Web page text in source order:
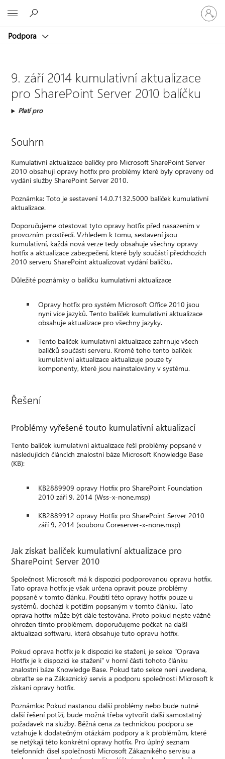
Podpora
Přihlaste
se
ke
účtu
9. září 2014 kumulativní aktualizace
pro SharePoint Server 2010 balíčku
Platí pro
Souhrn
Kumulativní aktualizace balíčky pro Microsoft SharePoint Server
2010 obsahují opravy hotfix pro problémy které byly opraveny od
vydání služby SharePoint Server 2010.
Poznámka: Toto je sestavení 14.0.7132.5000 balíček kumulativní
aktualizace.
Doporučujeme otestovat tyto opravy hotfix před nasazením v
provozním prostředí. Vzhledem k tomu, sestavení jsou
kumulativní, každá nová verze tedy obsahuje všechny opravy
hotfix a aktualizace zabezpečení, které byly součástí předchozích
2010 serveru SharePoint aktualizovat vydání balíčku.
Důležité poznámky o balíčku kumulativní aktualizace
Opravy hotfix pro systém Microsoft Office 2010 jsou
nyní více jazyků. Tento balíček kumulativní aktualizace
obsahuje aktualizace pro všechny jazyky.
Tento balíček kumulativní aktualizace zahrnuje všech
balíčků součásti serveru. Kromě toho tento balíček
kumulativní aktualizace aktualizuje pouze ty
komponenty, které jsou nainstalovány v systému.
Řešení
Problémy vyřešené touto kumulativní aktualizací
Tento balíček kumulativní aktualizace řeší problémy popsané v
následujících článcích znalostní báze Microsoft Knowledge Base
(KB):
KB2889909 opravy Hotfix pro SharePoint Foundation
2010 září 9, 2014 (Wss-x-none.msp)
KB2889912 opravy Hotfix pro SharePoint Server 2010
září 9, 2014 (souboru Coreserver-x-none.msp)
Jak získat balíček kumulativní aktualizace pro
SharePoint Server 2010
Společnost Microsoft má k dispozici podporovanou opravu hotfix.
Tato oprava hotfix je však určena opravit pouze problémy
popsané v tomto článku. Použití této opravy hotfix pouze u
systémů, dochází k potížím popsaným v tomto článku. Tato
oprava hotfix může být dále testována. Proto pokud nejste vážně
ohrožen tímto problémem, doporučujeme počkat na další
aktualizaci softwaru, která obsahuje tuto opravu hotfix.
Pokud oprava hotfix je k dispozici ke stažení, je sekce "Oprava
Hotfix je k dispozici ke stažení" v horní části tohoto článku
znalostní báze Knowledge Base. Pokud tato sekce není uvedena,
obraťte se na Zákaznický servis a podporu společnosti Microsoft k
získaní opravy hotfix.
Poznámka: Pokud nastanou další problémy nebo bude nutné
další řešení potíží, bude možná třeba vytvořit další samostatný
požadavek na služby. Běžná cena za technickou podporu se
vztahuje k dodatečným otázkám podpory a k problémům, které
se netýkají této konkrétní opravy hotfix. Pro úplný seznam
telefonních čísel společnosti Microsoft Zákaznikého servisu a